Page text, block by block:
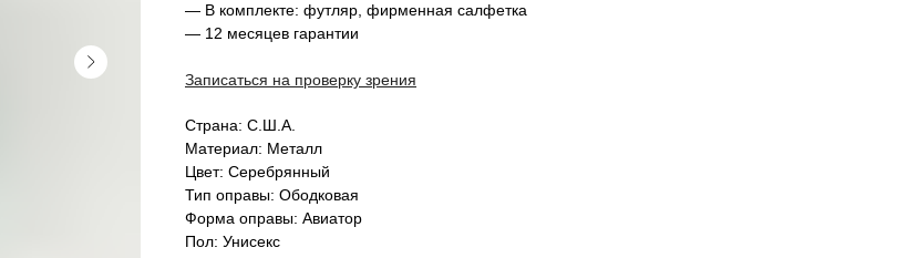
— В комплекте: футляр, фирменная салфетка
— 12 месяцев гарантии
Записаться на проверку зрения
Страна: C.Ш.А.
Материал: Металл
Цвет: Серебрянный
Тип оправы: Ободковая
Форма оправы: Авиатор
Пол: Унисекс